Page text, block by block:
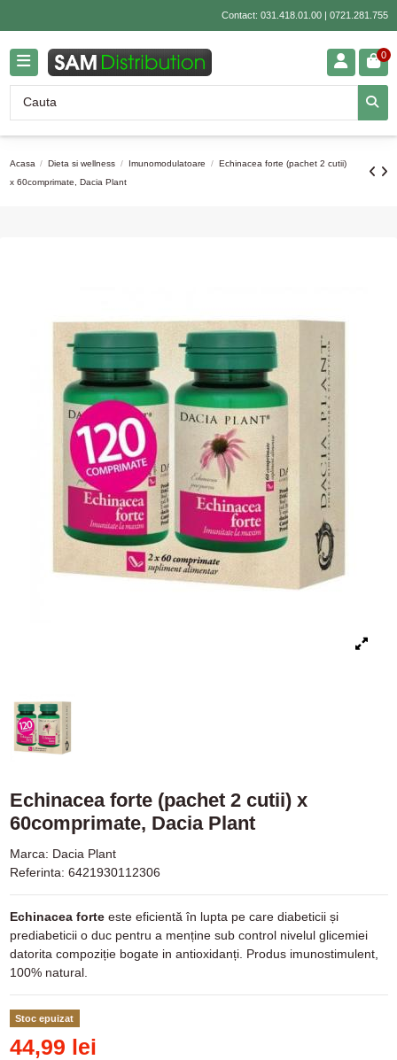
Contact: 031.418.01.00| 0721.281.755
0
Acasa Dieta si wellness Imunomodulatoare
Echinacea forte (pachet 2 cutii)
x 60comprimate, Dacia Plant
Echinacea forte (pachet 2 cutii) x
60comprimate, Dacia Plant
Marca: Dacia Plant
Referinta: 6421930112306
Echinacea forteeste eficientă în lupta pe care diabeticii și
prediabeticii o duc pentru a menține sub control nivelul glicemiei
datorita compoziție bogate in antioxidanți. Produs imunostimulent,
100% natural.
Stoc epuizat
44,99 lei